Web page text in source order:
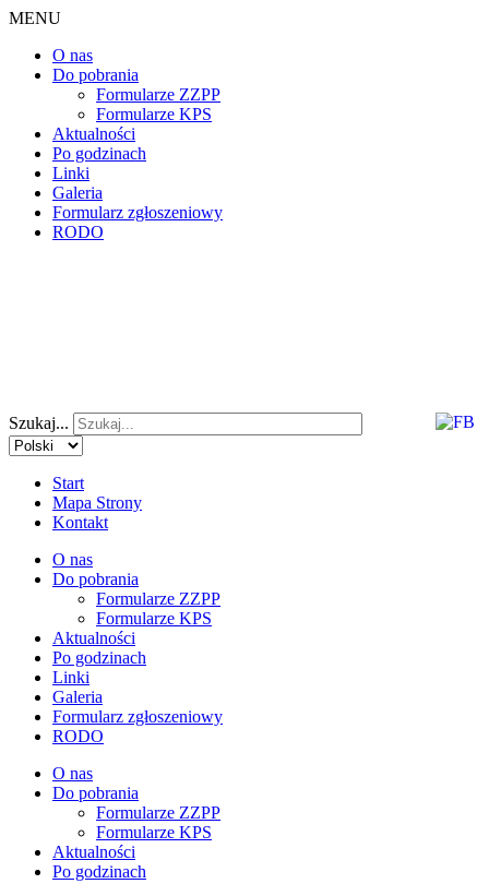
MENU
O nas
Do pobrania
Formularze ZZPP
Formularze KPS
Aktualności
Po godzinach
Linki
Galeria
Formularz zgłoszeniowy
RODO
Szukaj...
Start
Mapa Strony
Kontakt
O nas
Do pobrania
Formularze ZZPP
Formularze KPS
Aktualności
Po godzinach
Linki
Galeria
Formularz zgłoszeniowy
RODO
O nas
Do pobrania
Formularze ZZPP
Formularze KPS
Aktualności
Po godzinach